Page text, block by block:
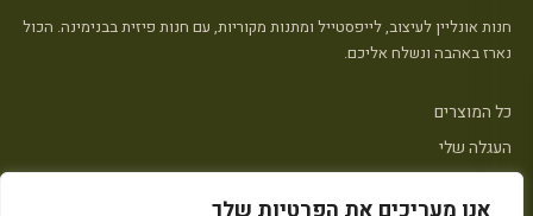
חנות אונליין לעיצוב, לייפסטייל ומתנות מקוריות, עם חנות פיזית בבנימינה. הכול
נארז באהבה ונשלח אליכם.
כל המוצרים
העגלה שלי